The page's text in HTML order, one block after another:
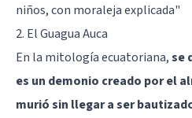
niños, con moraleja explicada"
2. El Guagua Auca
En la mitología ecuatoriana,se
es un demonio creado por el
murió sin llegar a ser